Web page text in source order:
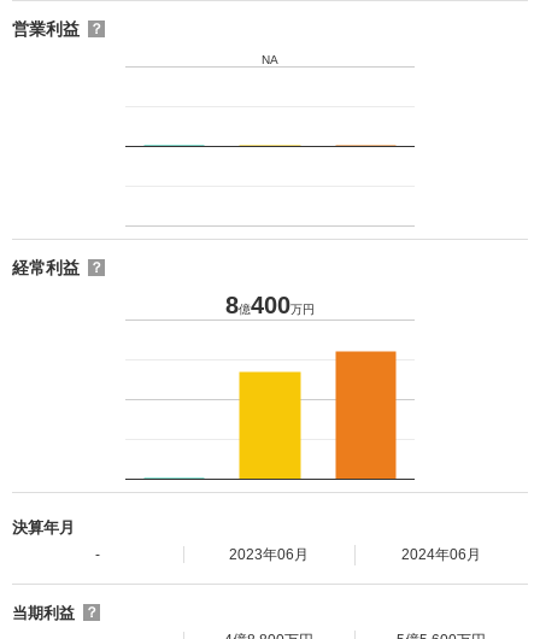
営業利益 ？
NA
経常利益 ？
8億400万円
決算年月
- 2023年06月 2024年06月
当期利益
？